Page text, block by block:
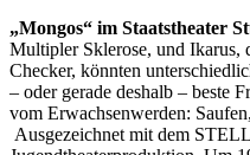
„Mongos“ im Staatstheater
Multipler Sklerose, und Ikarus,
Checker, könnten
– oder gerade deshalb – beste
vom Erwachsenwerden:
Ausgezeichnet mit dem